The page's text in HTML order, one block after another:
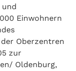
und
Einwohnern
Oberzentren
zur
Oldenburg,